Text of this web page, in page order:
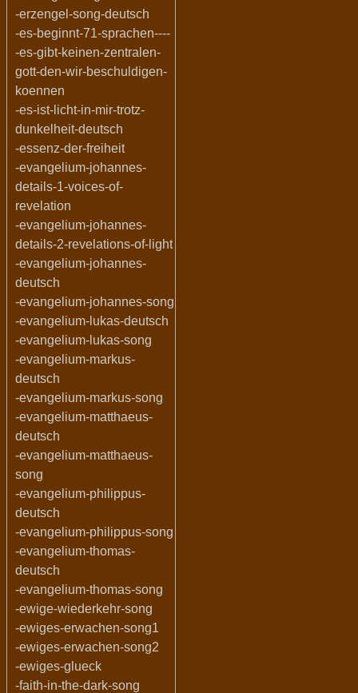
-erzengel-song-deutsch
-es-beginnt-71-sprachen----
-es-gibt-keinen-zentralen-
gott-den-wir-beschuldigen-
koennen
-es-ist-licht-in-mir-trotz-
dunkelheit-deutsch
-essenz-der-freiheit
-evangelium-johannes-
details-1-voices-of-
revelation
-evangelium-johannes-
details-2-revelations-of-light
-evangelium-johannes-
deutsch
-evangelium-johannes-song
-evangelium-lukas-deutsch
-evangelium-lukas-song
-evangelium-markus-
deutsch
-evangelium-markus-song
-evangelium-matthaeus-
deutsch
-evangelium-matthaeus-
song
-evangelium-philippus-
deutsch
-evangelium-philippus-song
-evangelium-thomas-
deutsch
-evangelium-thomas-song
-ewige-wiederkehr-song
-ewiges-erwachen-song1
-ewiges-erwachen-song2
-ewiges-glueck
-faith-in-the-dark-song